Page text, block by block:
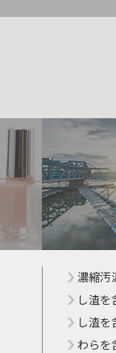
濃縮汚
し渣を
し渣を
わらを